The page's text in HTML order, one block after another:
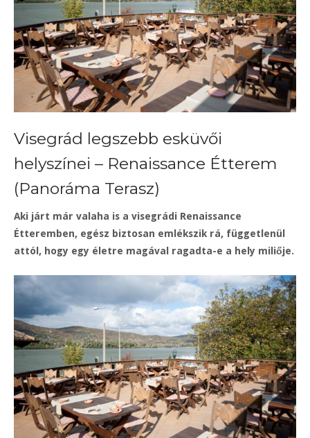
Visegrád legszebb esküvői
helyszínei – Renaissance Étterem
(Panoráma Terasz)
Aki járt már valaha is a visegrádi Renaissance
Étteremben, egész biztosan emlékszik rá, függetlenül
attól, hogy egy életre magával ragadta-e a hely miliője.